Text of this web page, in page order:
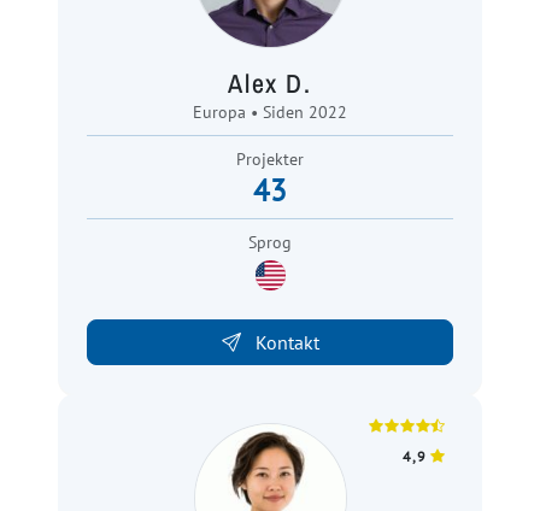
Alex D.
Europa • Siden 2022
Projekter
43
Sprog
Kontakt
4,9